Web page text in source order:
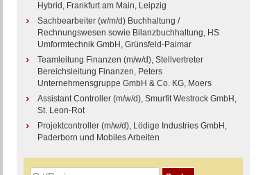
Hybrid, Frankfurt am Main, Leipzig
Sachbearbeiter (w/m/d) Buchhaltung /
Rechnungswesen sowie Bilanzbuchhaltung, HS
Umformtechnik GmbH, Grünsfeld-Paimar
Teamleitung Finanzen (m/w/d), Stellvertreter
Bereichsleitung Finanzen, Peters
Unternehmensgruppe GmbH & Co. KG, Moers
Assistant Controller (m/w/d), Smurfit Westrock GmbH,
St. Leon-Rot
Projektcontroller (m/w/d), Lödige Industries GmbH,
Paderborn und Mobiles Arbeiten